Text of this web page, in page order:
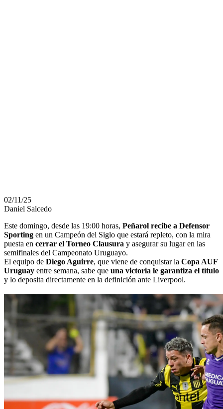
02/11/25
Daniel Salcedo
Este domingo, desde las 19:00 horas, Peñarol recibe a Defensor
Sporting en un Campeón del Siglo que estará repleto, con la mira
puesta en cerrar el Torneo Clausura y asegurar su lugar en las
semifinales del Campeonato Uruguayo.
El equipo de Diego Aguirre, que viene de conquistar la Copa AUF
Uruguay entre semana, sabe que una victoria le garantiza el título
y lo deposita directamente en la definición ante Liverpool.